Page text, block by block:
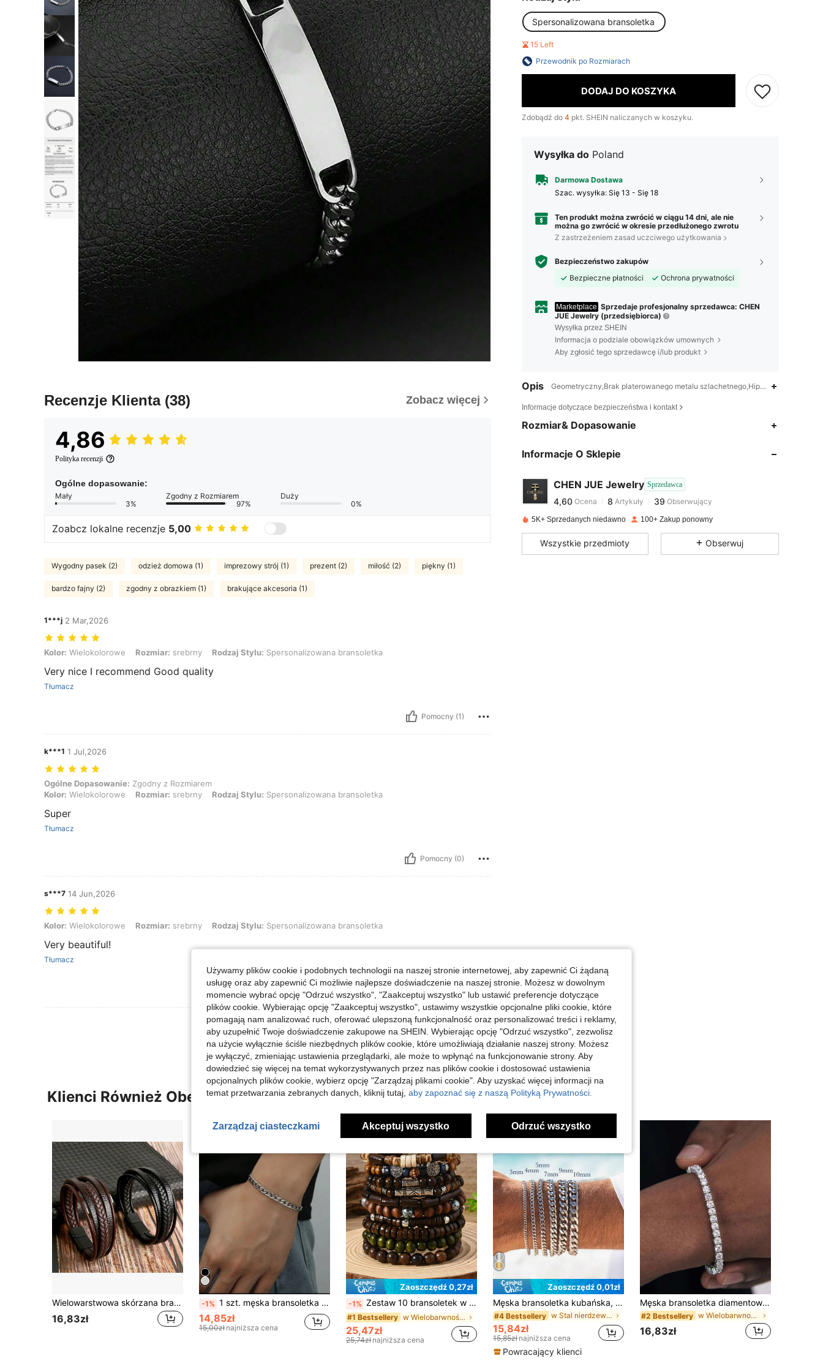
Recenzje Klienta (38) Zobacz więcej
4,86
Polityka recenzji
Ogólne dopasowanie:
Mały
3%
Zgodny z Rozmiarem
97%
Duży
0%
Zoabcz lokalne recenzje 5,00
Wygodny pasek (2) odzież domowa (1) imprezowy strój (1) prezent (2) miłość (2) piękny (1)
bardzo fajny (2) zgodny z obrazkiem (1) brakujące akcesoria (1)
1***j 2 Mar,2026
Kolor: Wielokolorowe, Rozmiar: srebrny, Rodzaj Stylu: Spersonalizowana bransoletka
Kolor: Wielokolorowe Rozmiar: srebrny Rodzaj Stylu: Spersonalizowana bransoletka
Very nice I recommend Good quality
Tłumacz
Pomocny (1)
k***1 1 Jul,2026
Ogólne Dopasowanie: Zgodny z Rozmiarem, Kolor: Wielokolorowe, Rozmiar: srebrny, Rodzaj Stylu: Spersonalizowana bransoletka
Ogólne Dopasowanie: Zgodny z Rozmiarem
Kolor: Wielokolorowe Rozmiar: srebrny Rodzaj Stylu: Spersonalizowana bransoletka
Super
Tłumacz
Pomocny (0)
s***7 14 Jun,2026
Kolor: Wielokolorowe, Rozmiar: srebrny, Rodzaj Stylu: Spersonalizowana bransoletka
Kolor: Wielokolorowe Rozmiar: srebrny Rodzaj Stylu: Spersonalizowana bransoletka
Very beautiful!
Tłumacz
Pomocny (0)
Zobacz Więcej Opinii
Spersonalizowana bransoletka
15 Left
Przewodnik po Rozmiarach
DODAJ DO KOSZYKA
Zdobądź do 4 pkt. SHEIN naliczanych w koszyku.
Wysyłka do Poland
Darmowa Dostawa
Szac. wysyłka: Się 13 - Się 18
Ten produkt można zwrócić w ciągu 14 dni, ale nie
można go zwrócić w okresie przedłużonego zwrotu
Z zastrzeżeniem zasad uczciwego użytkowania
Bezpieczeństwo zakupów
Bezpieczne płatności
Ochrona prywatności
Marketplace Sprzedaje profesjonalny sprzedawca: CHEN
JUE Jewelry (przedsiębiorca)
Wysyłka przez SHEIN
Informacja o podziale obowiązków umownych
Aby zgłosić tego sprzedawcę i/lub produkt
Opis Geometryczny,Brak platerowanego metalu szlachetnego,Hip-hop
Informacje dotyczące bezpieczeństwa i kontakt
Rozmiar& Dopasowanie
Informacje O Sklepie
CHEN JUE Jewelry Sprzedawca
4,60
4,60 8
39Obserwujący
m***i zapłacono1 dzień temu
4,60 8 39
5K+ Sprzedanych niedawno 100+ Zakup ponowny
Wszystkie przedmioty Obserwuj
Klienci Również Obejrzeli
Wielowarstwowa skórzana bransoletka dla mężczyzn, modna ręcznie pleciona ze stopu cynku, zapięcie magnetyczne, swobodna skórzana opaska na nadgarstek
16,83zł
-1% 1 szt. męska bransoletka łańcuszkowa ze stali nierdzewnej w kolorze czarnym, minimalistyczna
14,85zł
15,00zł najniższa cena
Zaoszczędź 0,27zł
-1% Zestaw 10 bransoletek w stylu boho z drewnianymi koralikami, żółwiem morskim, kokosem i turkusem, odpowiedni do codziennego noszenia dla mężczyzn, na prezent
#1 Bestsellery w Wielobarwność Męskie zestawy bransoletek
25,47zł
25,74zł najniższa cena
Zaoszczędź 0,01zł
Męska bransoletka kubańska, klasyczny podstawowy łańcuch ze stali nierdzewnej, hip-hopowy sportowy prezent dla twardziela, odpowiedni na imprezy i plaże
#4 Bestsellery w Stal nierdzewna Bransoletki męskie
15,84zł
15,85zł najniższa cena
Powracający klienci
Męska bransoletka diamentowa w stylu hip-hopowym, olśniewająca i odpowiednia do noszenia na co dzień, wykwintny prezent zarówno dla mężczyzn, jak i kobiet
#2 Bestsellery w Wielobarwność Męskie bransoletki łańcuszkowe
16,83zł
Używamy plików cookie i podobnych technologii na naszej stronie internetowej, aby zapewnić Ci żądaną
usługę oraz aby zapewnić Ci możliwie najlepsze doświadczenie na naszej stronie. Możesz w dowolnym
momencie wybrać opcję "Odrzuć wszystko", "Zaakceptuj wszystko" lub ustawić preferencje dotyczące
plików cookie. Wybierając opcję "Zaakceptuj wszystko", ustawimy wszystkie opcjonalne pliki cookie, które
pomagają nam analizować ruch, oferować ulepszoną funkcjonalność oraz personalizować treści i reklamy,
aby uzupełnić Twoje doświadczenie zakupowe na SHEIN. Wybierając opcję "Odrzuć wszystko", zezwolisz
na użycie wyłącznie ściśle niezbędnych plików cookie, które umożliwiają działanie naszej strony. Możesz
je wyłączyć, zmieniając ustawienia przeglądarki, ale może to wpłynąć na funkcjonowanie strony. Aby
dowiedzieć się więcej na temat wykorzystywanych przez nas plików cookie i dostosować ustawienia
opcjonalnych plików cookie, wybierz opcję "Zarządzaj plikami cookie". Aby uzyskać więcej informacji na
temat przetwarzania zebranych danych, kliknij tutaj, aby zapoznać się z naszą Polityką Prywatności.
Zarządzaj ciasteczkami Akceptuj wszystko Odrzuć wszystko